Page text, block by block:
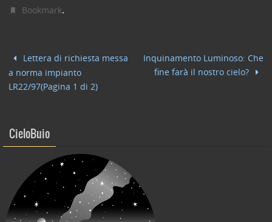
c
b
o
o
itt
dI
n
vi
Bookmark.
Lettera di richiesta messa
a norma impianto
LR22/97(Pagina 1 di 2)
Inquinamento Luminoso: Che
fine farà il nostro cielo?
CieloBuio